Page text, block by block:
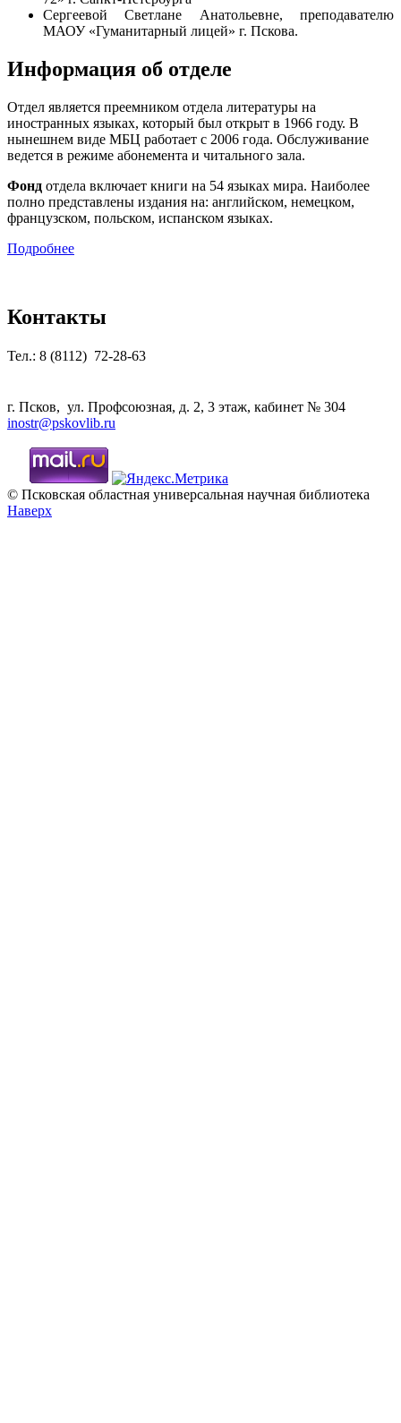
Сергеевой Светлане Анатольевне, преподавателю
МАОУ «Гуманитарный лицей» г. Пскова.
Информация об отделе
Отдел является преемником отдела литературы на
иностранных языках, который был открыт в 1966 году. В
нынешнем виде МБЦ работает с 2006 года. Обслуживание
ведется в режиме абонемента и читального зала.
Фонд отдела включает книги на 54 языках мира. Наиболее
полно представлены издания на: английском, немецком,
французском, польском, испанском языках.
Подробнее
Контакты
Тел.: 8 (8112) 72-28-63
г. Псков, ул. Профсоюзная, д. 2, 3 этаж, кабинет № 304
inostr@pskovlib.ru
© Псковская областная универсальная научная библиотека
Наверх